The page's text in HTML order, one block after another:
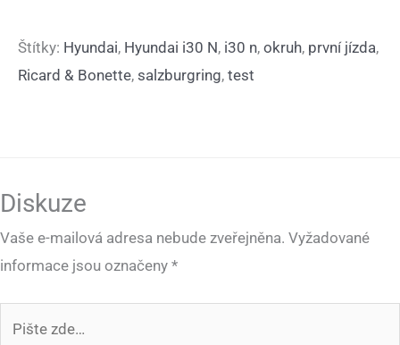
Štítky: Hyundai, Hyundai i30 N, i30 n, okruh, první jízda,
Ricard & Bonette, salzburgring, test
Diskuze
Vaše e-mailová adresa nebude zveřejněna. Vyžadované
informace jsou označeny *